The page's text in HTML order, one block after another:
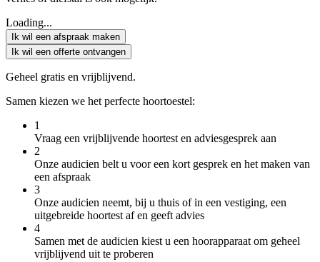
Loading...
Ik wil een afspraak maken
Ik wil een offerte ontvangen
Geheel gratis en vrijblijvend.
Samen kiezen we het perfecte hoortoestel:
1
Vraag een vrijblijvende hoortest en adviesgesprek aan
2
Onze audicien belt u voor een kort gesprek en het maken van
een afspraak
3
Onze audicien neemt, bij u thuis of in een vestiging, een
uitgebreide hoortest af en geeft advies
4
Samen met de audicien kiest u een hoorapparaat om geheel
vrijblijvend uit te proberen